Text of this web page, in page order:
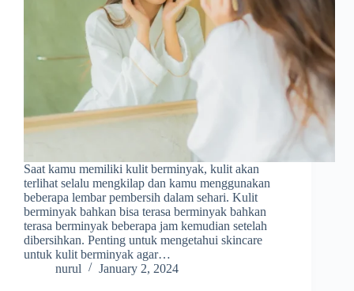
Saat kamu memiliki kulit berminyak, kulit akan
terlihat selalu mengkilap dan kamu menggunakan
beberapa lembar pembersih dalam sehari. Kulit
berminyak bahkan bisa terasa berminyak bahkan
terasa berminyak beberapa jam kemudian setelah
dibersihkan. Penting untuk mengetahui skincare
untuk kulit berminyak agar…
nurul
January 2, 2024